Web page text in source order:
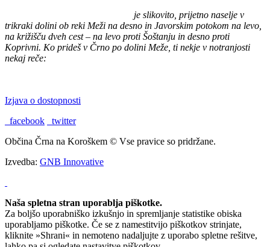
je slikovito, prijetno naselje v
trikraki dolini ob reki Meži na desno in Javorskim potokom na levo,
na križišču dveh cest – na levo proti Šoštanju in desno proti
Koprivni. Ko prideš v Črno po dolini Meže, ti nekje v notranjosti
nekaj reče:
Izjava o dostopnosti
facebook
twitter
Občina Črna na Koroškem © Vse pravice so pridržane.
Izvedba: GNB Innovative
Naša spletna stran uporablja piškotke.
Za boljšo uporabniško izkušnjo in spremljanje statistike obiska
uporabljamo piškotke. Če se z namestitvijo piškotkov strinjate,
kliknite »Shrani« in nemoteno nadaljujte z uporabo spletne rešitve,